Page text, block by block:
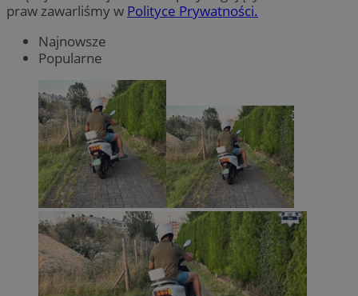
praw zawarliśmy w Polityce Prywatności.
Najnowsze
Popularne